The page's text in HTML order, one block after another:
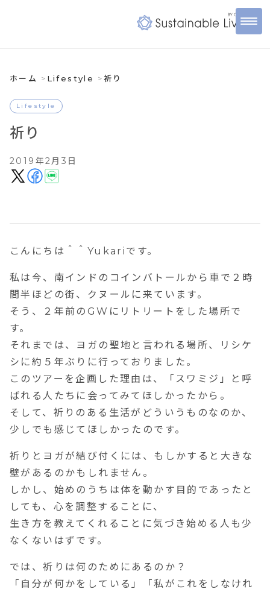
ホーム Lifestyle 祈り
Lifestyle
祈り
2019年2月3日
こんにちは＾＾Yukariです。
私は今、南インドのコインバトールから車で２時
間半ほどの街、クヌールに来ています。
そう、２年前のGWにリトリートをした場所で
す。
それまでは、ヨガの聖地と言われる場所、リシケ
シに約５年ぶりに行っておりました。
このツアーを企画した理由は、「スワミジ」と呼
ばれる人たちに会ってみてほしかったから。
そして、祈りのある生活がどういうものなのか、
少しでも感じてほしかったのです。
祈りとヨガが結び付くには、もしかすると大きな
壁があるのかもしれません。
しかし、始めのうちは体を動かす目的であったと
しても、心を調整することに、
生き方を教えてくれることに気づき始める人も少
なくないはずです。
では、祈りは何のためにあるのか？
「自分が何かをしている」「私がこれをしなけれ